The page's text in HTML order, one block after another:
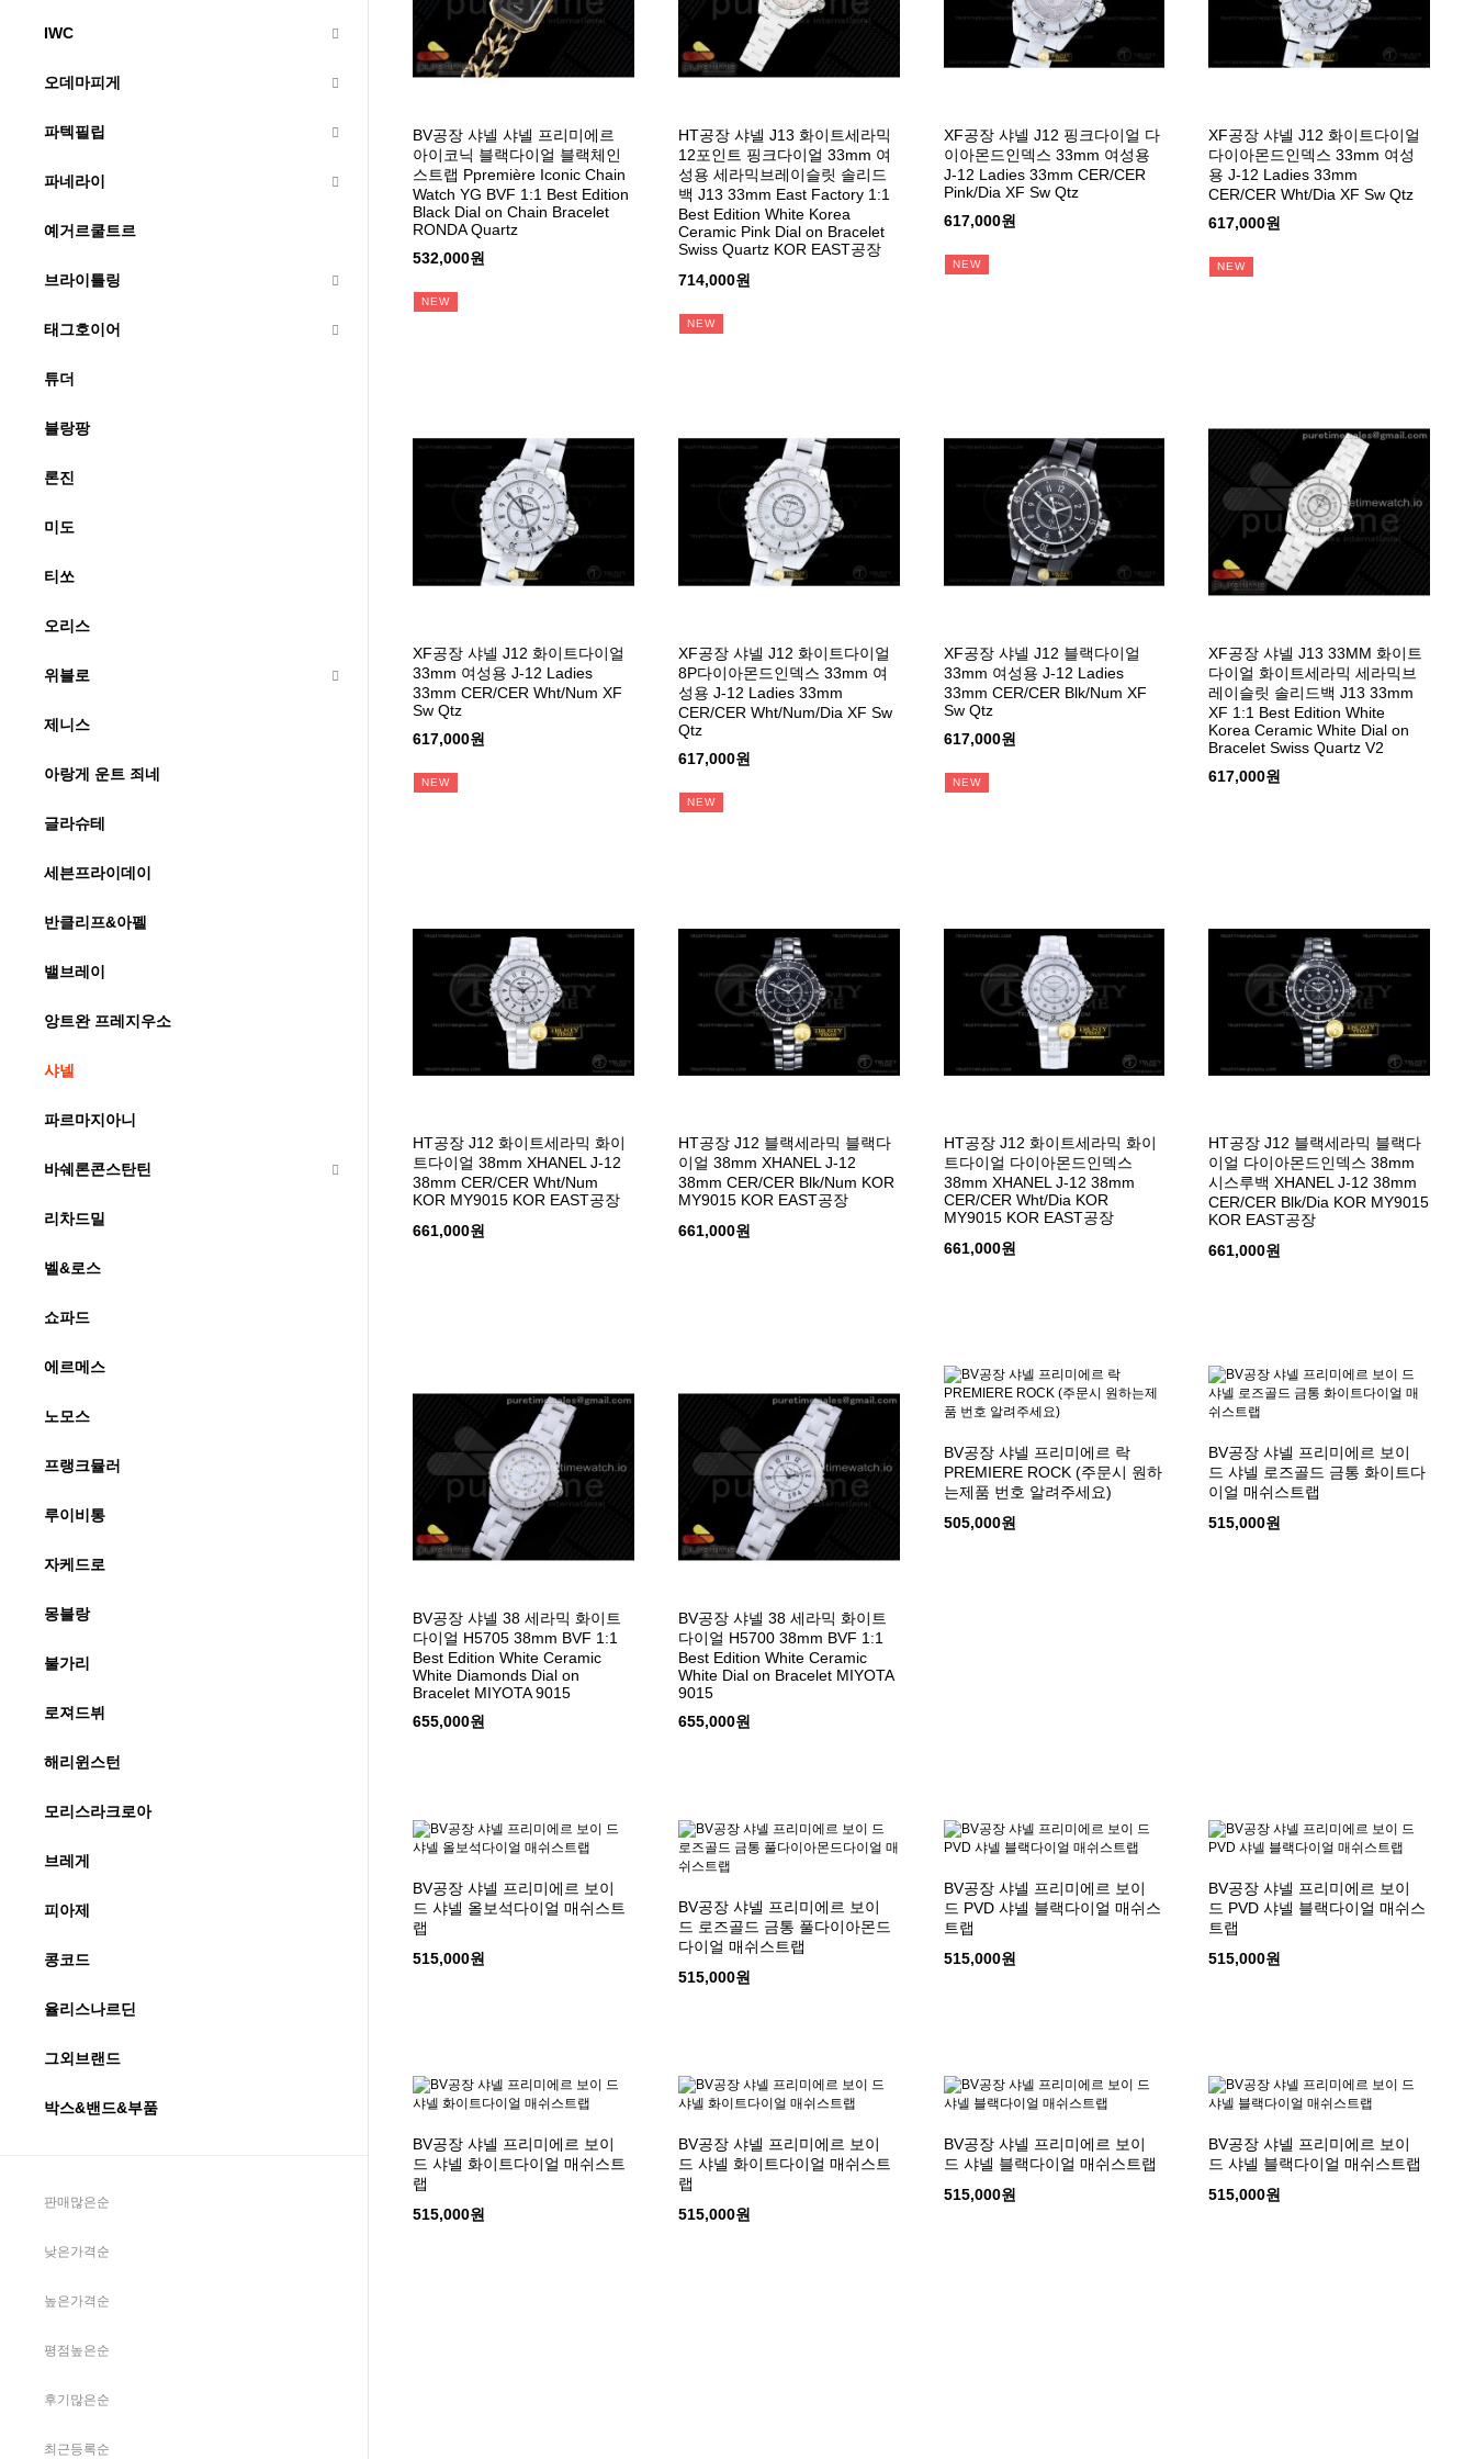
IWC
오데마피게
파텍필립
파네라이
예거르쿨트르
브라이틀링
태그호이어
튜더
블랑팡
론진
미도
티쏘
오리스
위블로
제니스
아랑게 운트 죄네
글라슈테
세븐프라이데이
반클리프&아펠
밸브레이
앙트완 프레지우소
샤넬
파르마지아니
바쉐론콘스탄틴
리차드밀
벨&로스
쇼파드
에르메스
노모스
프랭크뮬러
루이비통
자케드로
몽블랑
불가리
로져드뷔
해리윈스턴
모리스라크로아
브레게
피아제
콩코드
율리스나르딘
그외브랜드
박스&밴드&부품
판매많은순
낮은가격순
높은가격순
평점높은순
후기많은순
최근등록순
BV공장 샤넬 샤넬 프리미에르
아이코닉 블랙다이얼 블랙체인
스트랩 Ppremière Iconic Chain
Watch YG BVF 1:1 Best Edition
Black Dial on Chain Bracelet
RONDA Quartz
532,000원
NEW
HT공장 샤넬 J13 화이트세라믹
12포인트 핑크다이얼 33mm 여
성용 세라믹브레이슬릿 솔리드
백 J13 33mm East Factory 1:1
Best Edition White Korea
Ceramic Pink Dial on Bracelet
Swiss Quartz KOR EAST공장
714,000원
NEW
XF공장 샤넬 J12 핑크다이얼 다
이아몬드인덱스 33mm 여성용
J-12 Ladies 33mm CER/CER
Pink/Dia XF Sw Qtz
617,000원
NEW
XF공장 샤넬 J12 화이트다이얼
다이아몬드인덱스 33mm 여성
용 J-12 Ladies 33mm
CER/CER Wht/Dia XF Sw Qtz
617,000원
NEW
XF공장 샤넬 J12 화이트다이얼
33mm 여성용 J-12 Ladies
33mm CER/CER Wht/Num XF
Sw Qtz
617,000원
NEW
XF공장 샤넬 J12 화이트다이얼
8P다이아몬드인덱스 33mm 여
성용 J-12 Ladies 33mm
CER/CER Wht/Num/Dia XF Sw
Qtz
617,000원
NEW
XF공장 샤넬 J12 블랙다이얼
33mm 여성용 J-12 Ladies
33mm CER/CER Blk/Num XF
Sw Qtz
617,000원
NEW
XF공장 샤넬 J13 33MM 화이트
다이얼 화이트세라믹 세라믹브
레이슬릿 솔리드백 J13 33mm
XF 1:1 Best Edition White
Korea Ceramic White Dial on
Bracelet Swiss Quartz V2
617,000원
HT공장 J12 화이트세라믹 화이
트다이얼 38mm XHANEL J-12
38mm CER/CER Wht/Num
KOR MY9015 KOR EAST공장
661,000원
HT공장 J12 블랙세라믹 블랙다
이얼 38mm XHANEL J-12
38mm CER/CER Blk/Num KOR
MY9015 KOR EAST공장
661,000원
HT공장 J12 화이트세라믹 화이
트다이얼 다이아몬드인덱스
38mm XHANEL J-12 38mm
CER/CER Wht/Dia KOR
MY9015 KOR EAST공장
661,000원
HT공장 J12 블랙세라믹 블랙다
이얼 다이아몬드인덱스 38mm
시스루백 XHANEL J-12 38mm
CER/CER Blk/Dia KOR MY9015
KOR EAST공장
661,000원
BV공장 샤넬 38 세라믹 화이트
다이얼 H5705 38mm BVF 1:1
Best Edition White Ceramic
White Diamonds Dial on
Bracelet MIYOTA 9015
655,000원
BV공장 샤넬 38 세라믹 화이트
다이얼 H5700 38mm BVF 1:1
Best Edition White Ceramic
White Dial on Bracelet MIYOTA
9015
655,000원
BV공장 샤넬 프리미에르 락
PREMIERE ROCK (주문시 원하
는제품 번호 알려주세요)
505,000원
BV공장 샤넬 프리미에르 보이
드 샤넬 로즈골드 금통 화이트다
이얼 매쉬스트랩
515,000원
BV공장 샤넬 프리미에르 보이
드 샤넬 올보석다이얼 매쉬스트
랩
515,000원
BV공장 샤넬 프리미에르 보이
드 로즈골드 금통 풀다이아몬드
다이얼 매쉬스트랩
515,000원
BV공장 샤넬 프리미에르 보이
드 PVD 샤넬 블랙다이얼 매쉬스
트랩
515,000원
BV공장 샤넬 프리미에르 보이
드 PVD 샤넬 블랙다이얼 매쉬스
트랩
515,000원
BV공장 샤넬 프리미에르 보이
드 샤넬 화이트다이얼 매쉬스트
랩
515,000원
BV공장 샤넬 프리미에르 보이
드 샤넬 화이트다이얼 매쉬스트
랩
515,000원
BV공장 샤넬 프리미에르 보이
드 샤넬 블랙다이얼 매쉬스트랩
515,000원
BV공장 샤넬 프리미에르 보이
드 샤넬 블랙다이얼 매쉬스트랩
515,000원